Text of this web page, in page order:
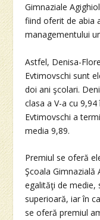
Gimnaziale
fiind oferit de abia
managementului
Astfel, Denisa-
Evtimovschi sunt
doi ani şcolari.
clasa a V-a cu
Evtimovschi a
media 9,89.
Premiul se oferă
Şcoala Gimnazială
egalităţi de medie,
superioară, iar în
se oferă premiul